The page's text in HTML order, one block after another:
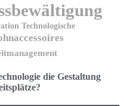
Technologische
die Gestaltung